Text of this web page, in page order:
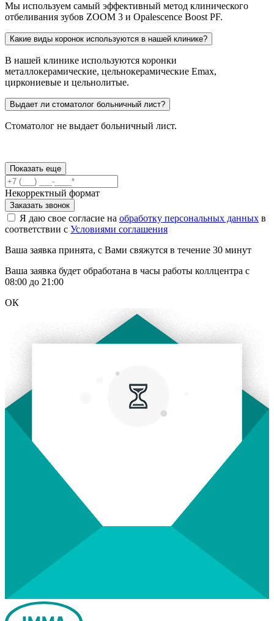
Мы используем самый эффективный метод клинического
отбеливания зубов ZOOM 3 и Opalescence Boost PF.
Какие виды коронок используются в нашей клинике?
В нашей клинике используются коронки
металлокерамические, цельнокерамические Emax,
циркониевые и цельнолитые.
Выдает ли стоматолог больничный лист?
Стоматолог не выдает больничный лист.
Показать еще
Некорректный формат
Заказать звонок
Я даю свое согласие на обработку персональных данных в
соответствии с Условиями соглашения
Ваша заявка принята, с Вами свяжутся в течение 30 минут
Ваша заявка будет обработана в часы работы коллцентра с
08:00 до 21:00
ОК